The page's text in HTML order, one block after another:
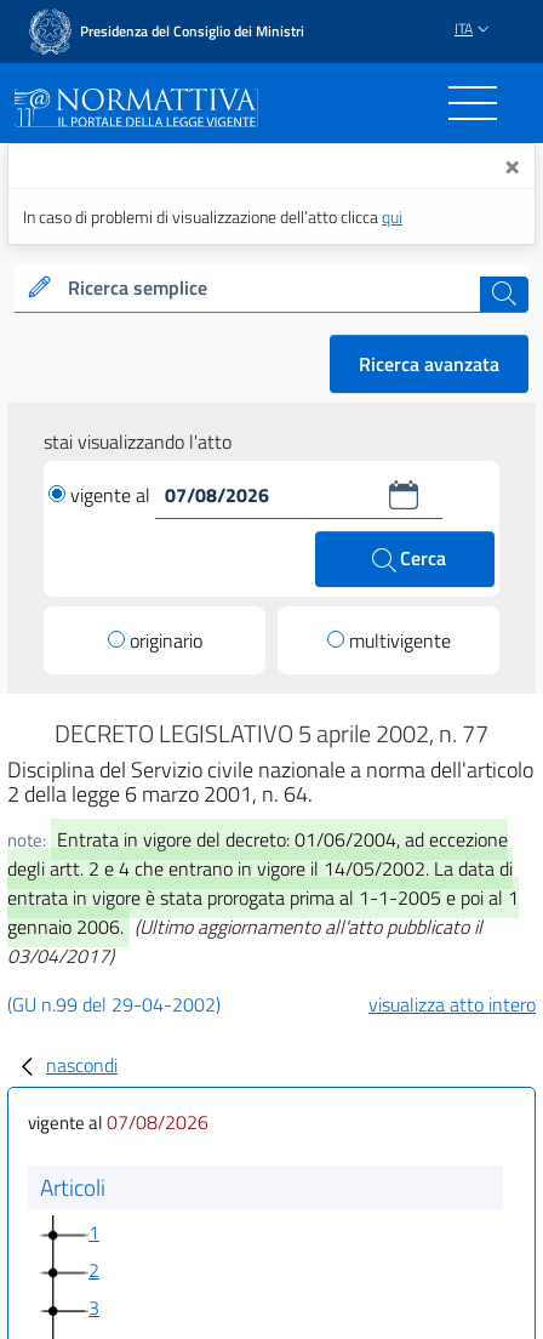
Presidenza del Consiglio dei Ministri ITA
Normattiva - Il portale ×
In caso di problemi di visualizzazione dell’atto cliccaqui
Ricerca semplice cerca
Ricerca avanzata
stai visualizzando l'atto
vigente al
Cerca
originario multivigente
DECRETO LEGISLATIVO 5 aprile 2002, n. 77
Disciplina del Servizio civile nazionale a norma dell'articolo
2 della legge 6 marzo 2001, n. 64.
note: Entrata in vigore del decreto: 01/06/2004, ad eccezione
degli artt. 2 e 4 che entrano in vigore il 14/05/2002. La data di
entrata in vigore è stata prorogata prima al 1-1-2005 e poi al 1
gennaio 2006. (Ultimo aggiornamento all'atto pubblicato il
03/04/2017)
(GU n.99 del 29-04-2002)
visualizza atto intero
nascondi
vigente al07/08/2026
Articoli
1
2
3